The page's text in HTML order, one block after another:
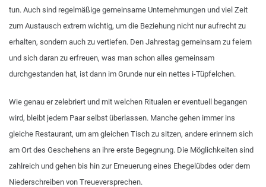
tun. Auch sind regelmäßige gemeinsame Unternehmungen und viel Zeit
zum Austausch extrem wichtig, um die Beziehung nicht nur aufrecht zu
erhalten, sondern auch zu vertiefen. Den Jahrestag gemeinsam zu feiern
und sich daran zu erfreuen, was man schon alles gemeinsam
durchgestanden hat, ist dann im Grunde nur ein nettes i-Tüpfelchen.
Wie genau er zelebriert und mit welchen Ritualen er eventuell begangen
wird, bleibt jedem Paar selbst überlassen. Manche gehen immer ins
gleiche Restaurant, um am gleichen Tisch zu sitzen, andere erinnern sich
am Ort des Geschehens an ihre erste Begegnung. Die Möglichkeiten sind
zahlreich und gehen bis hin zur Erneuerung eines Ehegelübdes oder dem
Niederschreiben von Treueversprechen.